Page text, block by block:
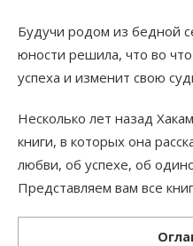
Будучи родом из бедной
юности решила, что во
успеха и изменит свою
Несколько лет назад
книги, в которых она
любви, об успехе, об
Представляем вам все